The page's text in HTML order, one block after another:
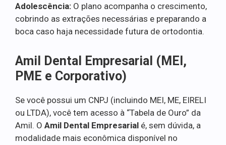
Adolescência: O plano acompanha o crescimento,
cobrindo as extrações necessárias e preparando a
boca caso haja necessidade futura de ortodontia.
Amil Dental Empresarial (MEI,
PME e Corporativo)
Se você possui um CNPJ (incluindo MEI, ME, EIRELI
ou LTDA), você tem acesso à “Tabela de Ouro” da
Amil. O Amil Dental Empresarial é, sem dúvida, a
modalidade mais econômica disponível no